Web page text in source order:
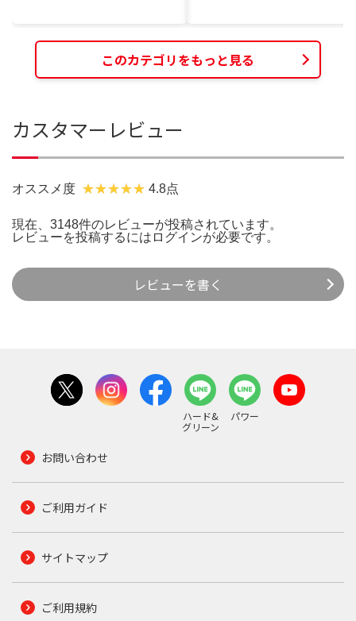
このカテゴリをもっと見る
カスタマーレビュー
オススメ度 4.8点
現在、3148件のレビューが投稿されています。
レビューを投稿するには ログインが必要です。
レビューを書く
ハード&
グリーン
パワー
お問い合わせ
ご利用ガイド
サイトマップ
ご利用規約